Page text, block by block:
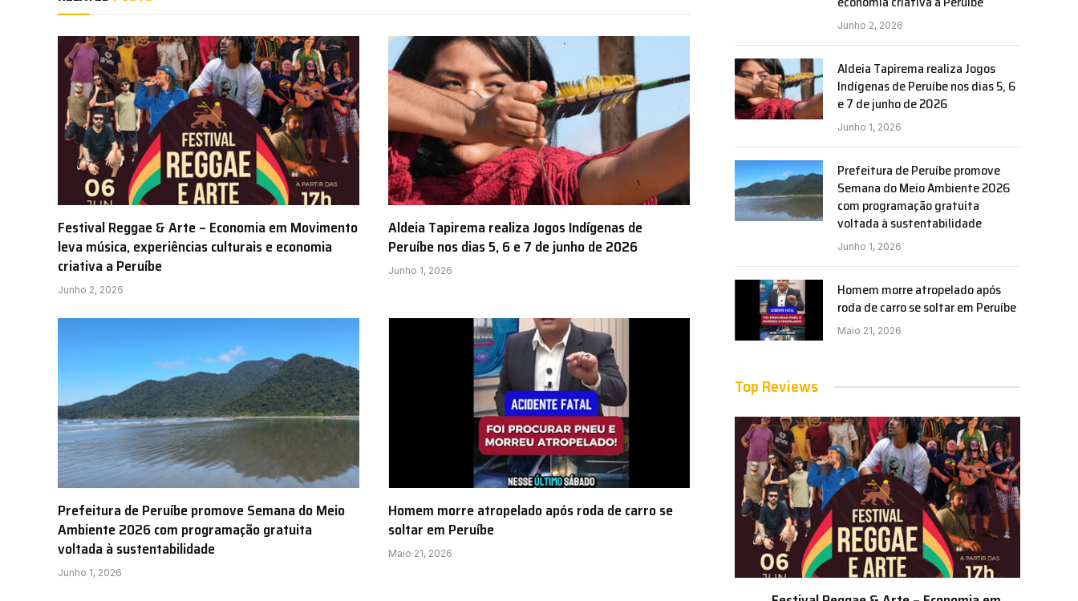
Festival Reggae & Arte – Economia em Movimento
leva música, experiências culturais e economia
criativa a Peruíbe
Junho 2, 2026
Aldeia Tapirema realiza Jogos Indígenas de
Peruíbe nos dias 5, 6 e 7 de junho de 2026
Junho 1, 2026
Prefeitura de Peruíbe promove Semana do Meio
Ambiente 2026 com programação gratuita
voltada à sustentabilidade
Junho 1, 2026
Homem morre atropelado após roda de carro se
soltar em Peruíbe
Maio 21, 2026
Junho 2, 2026
Aldeia Tapirema realiza Jogos
Indígenas de Peruíbe nos dias 5, 6
e 7 de junho de 2026
Junho 1, 2026
Prefeitura de Peruíbe promove
Semana do Meio Ambiente 2026
com programação gratuita
voltada à sustentabilidade
Junho 1, 2026
Homem morre atropelado após
roda de carro se soltar em Peruíbe
Maio 21, 2026
Top Reviews